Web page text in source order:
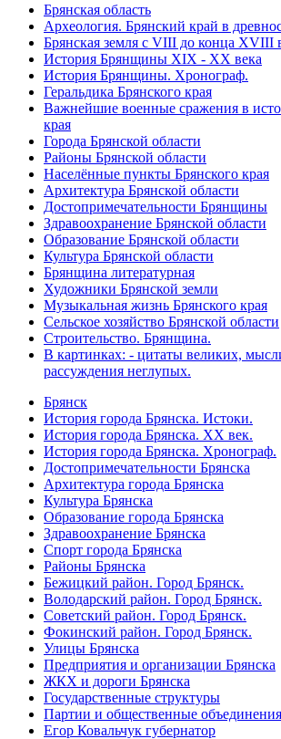
Брянская область
Археология. Брянский край в
Брянская земля с VIII до конца XVIII
История Брянщины XIX - XX века
История Брянщины. Хронограф.
Геральдика Брянского края
Важнейшие военные сражения в
края
Города Брянской области
Районы Брянской области
Населённые пункты Брянского края
Архитектура Брянской области
Достопримечательности Брянщины
Здравоохранение Брянской области
Образование Брянской области
Культура Брянской области
Брянщина литературная
Художники Брянской земли
Музыкальная жизнь Брянского края
Сельское хозяйство Брянской области
Строительство. Брянщина.
В картинках: - цитаты великих,
рассуждения неглупых.
Брянск
История города Брянска. Истоки.
История города Брянска. XX век.
История города Брянска. Хронограф.
Достопримечательности Брянска
Архитектура города Брянска
Культура Брянска
Образование города Брянска
Здравоохранение Брянска
Спорт города Брянска
Районы Брянска
Бежицкий район. Город Брянск.
Володарский район. Город Брянск.
Советский район. Город Брянск.
Фокинский район. Город Брянск.
Улицы Брянска
Предприятия и организации Брянска
ЖКХ и дороги Брянска
Государственные структуры
Партии и общественные объединения
Егор Ковальчук губернатор